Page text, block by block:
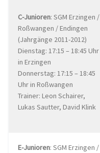
C-Junioren: SGM Erzingen /
Roßwangen / Endingen
(Jahrgänge 2011-2012)
Dienstag: 17:15 – 18:45 Uhr
in Erzingen
Donnerstag: 17:15 – 18:45
Uhr in Roßwangen
Trainer: Leon Schairer,
Lukas Sautter, David Klink
E-Junioren: SGM Erzingen /